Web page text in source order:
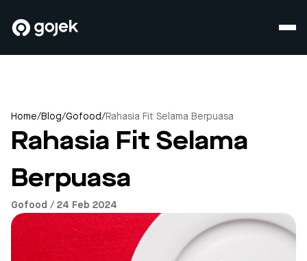
Home/Blog/Gofood/Rahasia Fit Selama Berpuasa
Rahasia Fit Selama
Berpuasa
Gofood / 24 Feb 2024